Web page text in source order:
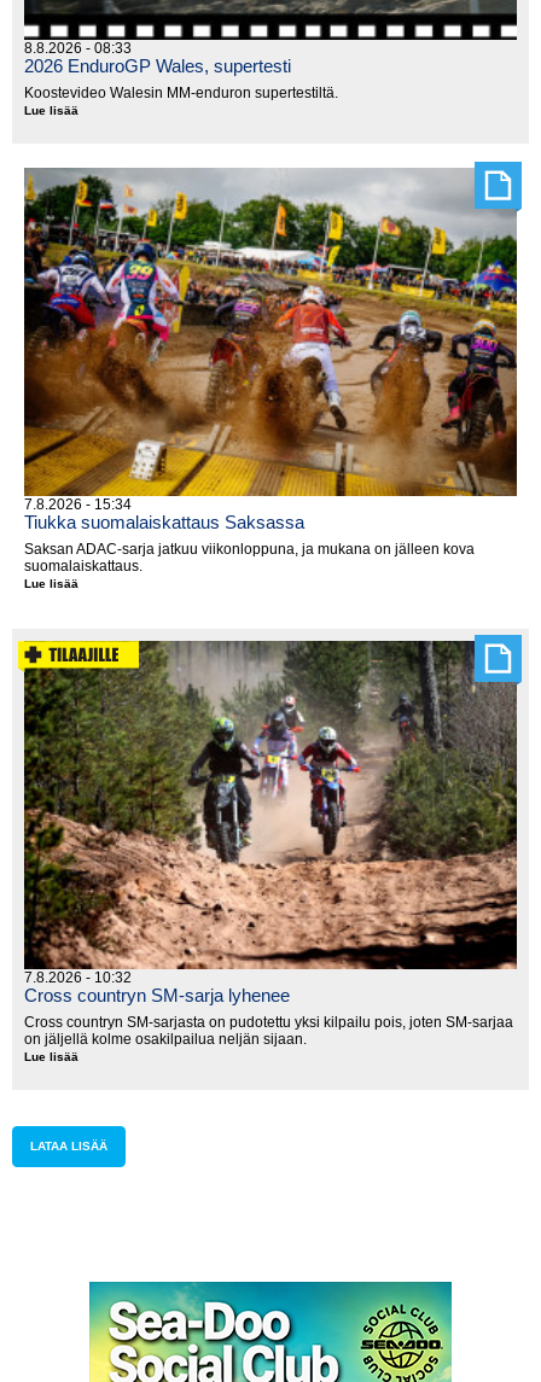
8.8.2026 - 08:33
2026 EnduroGP Wales, supertesti
Koostevideo Walesin MM-enduron supertestiltä.
Lue lisää
7.8.2026 - 15:34
Tiukka suomalaiskattaus Saksassa
Saksan ADAC-sarja jatkuu viikonloppuna, ja mukana on jälleen kova
suomalaiskattaus.
Lue lisää
7.8.2026 - 10:32
Cross countryn SM-sarja lyhenee
Cross countryn SM-sarjasta on pudotettu yksi kilpailu pois, joten SM-sarjaa
on jäljellä kolme osakilpailua neljän sijaan.
Lue lisää
lyhenee
LATAA LISÄÄ